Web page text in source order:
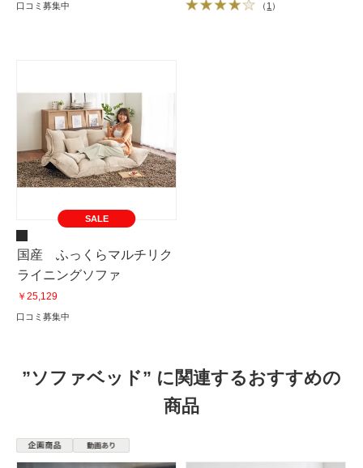
口コミ募集中 （ 1 ）
SALE
国産 ふっくらマルチリク
ライニングソファ
￥25,129
口コミ募集中
”ソファベッド” に関連するおすすめの
商品